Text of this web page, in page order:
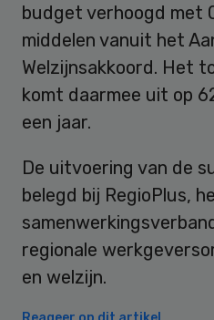
budget verhoogd met
middelen vanuit het
Welzijnsakkoord. Het
komt daarmee uit op
een jaar.
De uitvoering van de
belegd bij RegioPlus,
regionale
en welzijn.